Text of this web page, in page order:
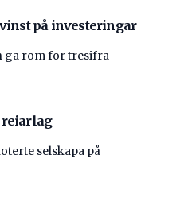
på investeringar
ga rom for tresifra
reiarlag
selskapa på